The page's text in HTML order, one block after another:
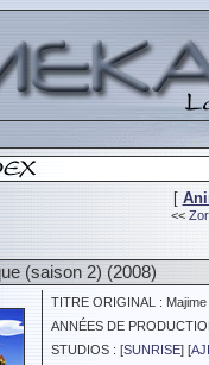
[
<<
(saison 2) (2008)
TITRE ORIGINAL :
ANNÉES DE
STUDIOS : [SUNRISE] [